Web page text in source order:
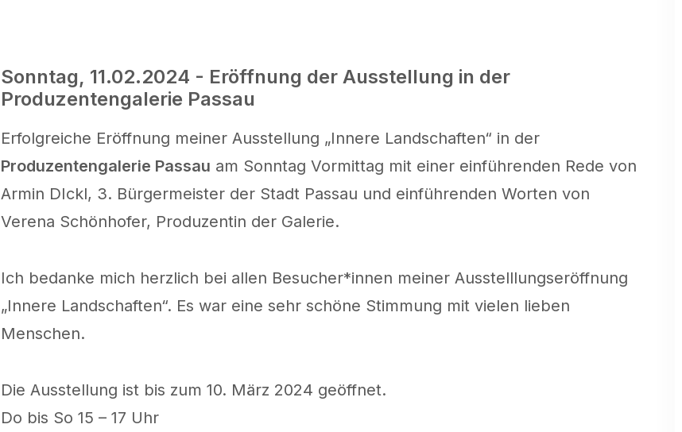
Sonntag, 11.02.2024 - Eröffnung der Ausstellung in der
Produzentengalerie Passau
Erfolgreiche Eröffnung meiner Ausstellung „Innere Landschaften“ in der
Produzentengalerie Passau am Sonntag Vormittag mit einer einführenden Rede von
Armin DIckl, 3. Bürgermeister der Stadt Passau und einführenden Worten von
Verena Schönhofer, Produzentin der Galerie.
Ich bedanke mich herzlich bei allen Besucher*innen meiner Ausstelllungseröffnung
„Innere Landschaften“. Es war eine sehr schöne Stimmung mit vielen lieben
Menschen.
Die Ausstellung ist bis zum 10. März 2024 geöffnet.
Do bis So 15 – 17 Uhr